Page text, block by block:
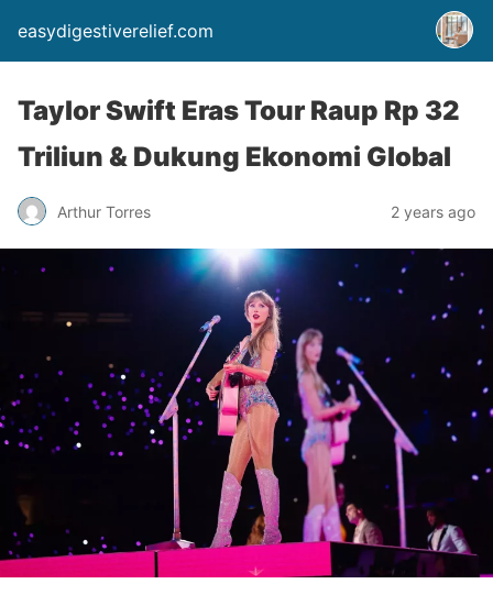
easydigestiverelief.com
Taylor Swift Eras Tour Raup Rp 32
Triliun & Dukung Ekonomi Global
Arthur Torres 2 years ago